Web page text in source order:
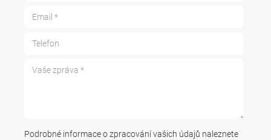
Podrobné informace o zpracování vašich údajů naleznete